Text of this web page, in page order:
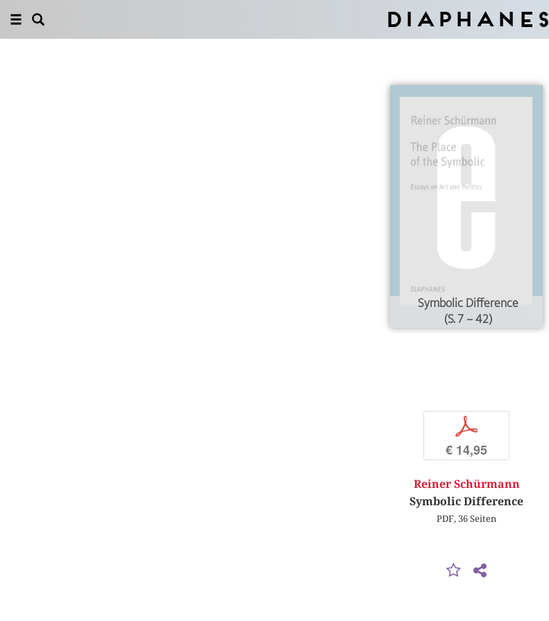
Diaphanes
Symbolic Difference
(S. 7 – 42)
p
€ 14,95
Reiner Schürmann
Symbolic Difference
PDF, 36 Seiten